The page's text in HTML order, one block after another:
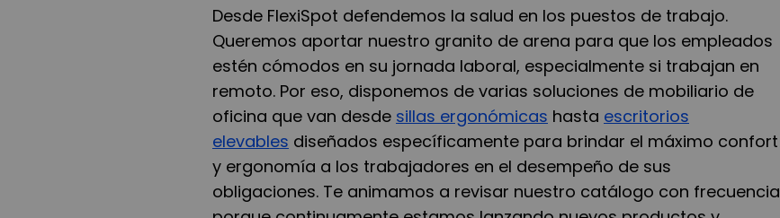
Desde FlexiSpot defendemos la salud en los puestos de trabajo.
Queremos aportar nuestro granito de arena para que los empleados
estén cómodos en su jornada laboral, especialmente si trabajan en
remoto. Por eso, disponemos de varias soluciones de mobiliario de
oficina que van desde sillas ergonómicas hasta escritorios
elevables diseñados específicamente para brindar el máximo confort
y ergonomía a los trabajadores en el desempeño de sus
obligaciones. Te animamos a revisar nuestro catálogo con frecuencia